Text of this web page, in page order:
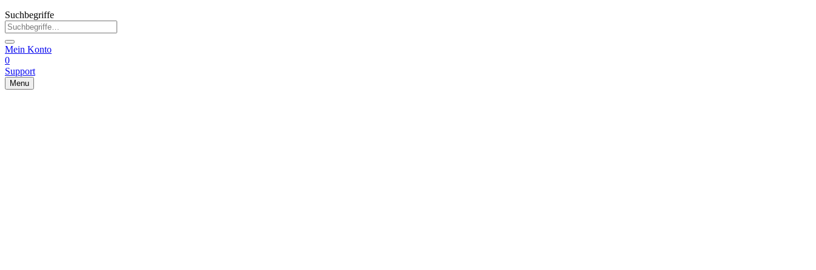
Suchbegriffe
Mein Konto
0
Support
Menu